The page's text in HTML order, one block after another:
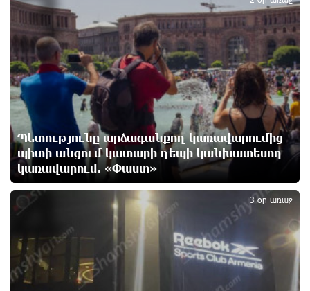
«Չեմ վերադառնալու փաստաբանական
գործունեությանը»․ Արամ Վարդևանյան
3 ժամ առաջ
Հայաստանը կարիք ունի Ավետիք Չալաբյանի
նման խելացի, աշխատասեր և զարգացած մարդու.
Արմեն Մանվելյան
3 ժամ առաջ
Հիմա. Նարեկ Կարապետյանի ճեպազրույցը
3 ժամ առաջ
Հարցնում են իրար.«ամուսինդ ո՞նց է, քեռիդ ո՞նց
է». Մարուքյանը հիասթափված է նորընտիր
խորհրդարանից
Պետությունը արձագանքող կառավարումից
պիտի անցում կատարի դեպի կանխատեսող
կառավարում. «Փաստ»
3 օր առաջ
4